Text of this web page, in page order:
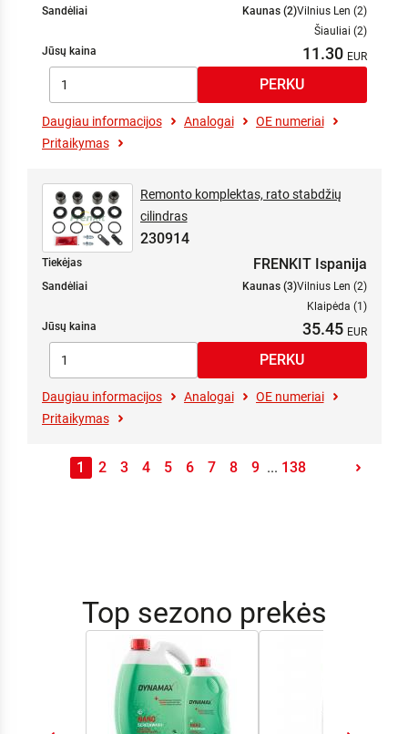
Sandėliai Kaunas (2)Vilnius Len (2)
Šiauliai (2)
Jūsų kaina
11.30
Daugiau informacijos Analogai
OE numeriai
Pritaikymas
Remonto komplektas, rato stabdžių
cilindras
230914
Tiekėjas FRENKIT Ispanija
Sandėliai Kaunas (3)Vilnius Len (2)
Klaipėda (1)
Jūsų kaina
35.45
Daugiau informacijos Analogai
OE numeriai
Pritaikymas
1 2 3 4 5 6 7 8 9 ... 138
Top sezono prekės